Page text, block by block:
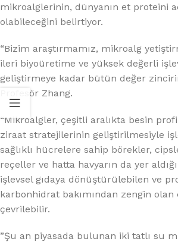
mikroalglerinin, dünyanın et proteini
olabileceğini belirtiyor.
“Bizim araştırmamız, mikroalg
ileri biyoüretime ve yüksek değerli
geliştirmeye kadar bütün değer
Profesör Zhang.
“Mikroalgler, çeşitli aralıkta besin
ziraat stratejilerinin geliştirilmesiyle
sağlıklı hücrelere sahip börekler,
reçeller ve hatta havyarın da yer
işlevsel gıdaya dönüştürülebilen ve
karbonhidrat bakımından zengin olan
çevrilebilir.
”Şu an piyasada bulunan iki tatlı su